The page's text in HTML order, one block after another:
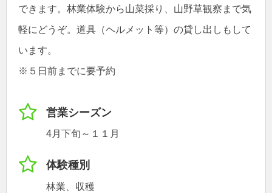
できます。林業体験から山菜採り、山野草観察まで気
軽にどうぞ。道具（ヘルメット等）の貸し出しもして
います。
※５日前までに要予約
営業シーズン
4月下旬～１１月
体験種別
林業、収穫